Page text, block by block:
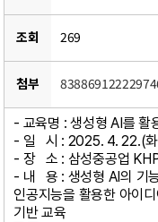
조회 269
첨부
- 교육명 : 생성형 AI를 활
- 일 시 : 2025. 4. 22.(
- 장 소 : 삼성중공업
- 내 용 : 생성형 AI의 기
인공지능을 활용한 아이
기반 교육